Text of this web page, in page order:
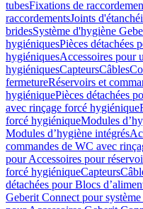
tubesFixations de
raccordementsJoints
bridesSystème d'hygiène
hygiéniquesPièces détachées
hygiéniquesAccessoires pour
hygiéniquesCapteursCâbles
fermetureRéservoirs et
hygiéniquePièces détachées
avec rinçage forcé hygiénique
forcé hygiéniqueModules
Modules d’hygiène intégrés
commandes de WC avec
pour Accessoires pour
forcé hygiéniqueCapteurs
détachées pour Blocs
Geberit Connect pour